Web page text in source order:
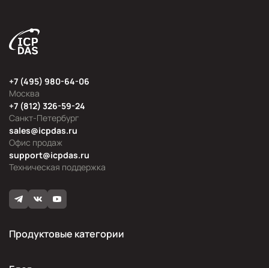
Москва
+7 (495) 980-64-06
Офис продаж
sales@icpdas.ru
Санкт-Петербург
+7 (812) 326-59-24
Техническая поддержка
support@icpdas.ru
Продуктовые категории